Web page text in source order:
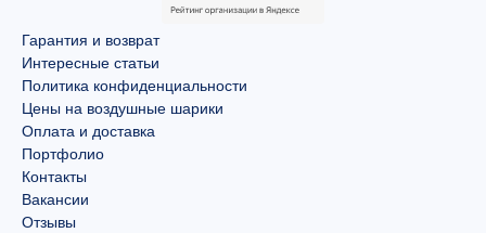
Гарантия и возврат
Интересные статьи
Политика конфиденциальности
Цены на воздушные шарики
Оплата и доставка
Портфолио
Контакты
Вакансии
Отзывы